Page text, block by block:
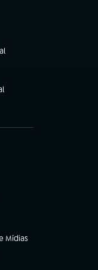
Mídias